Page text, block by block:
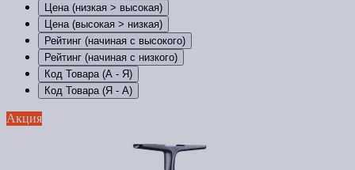
Цена (низкая > высокая)
Цена (высокая > низкая)
Рейтинг (начиная с высокого)
Рейтинг (начиная с низкого)
Код Товара (А - Я)
Код Товара (Я - А)
Акция